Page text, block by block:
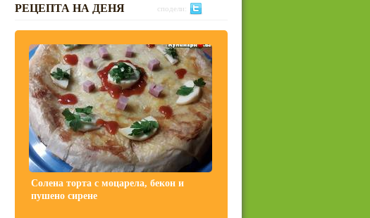
РЕЦЕПТА НА ДЕНЯ сподели:
Солена торта с моцарела, бекон и
пушено сирене